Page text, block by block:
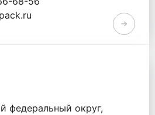
федеральный округ,